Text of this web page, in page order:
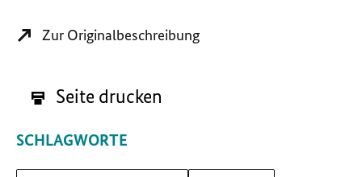
Zur Originalbeschreibung
Seite drucken
SCHLAGWORTE